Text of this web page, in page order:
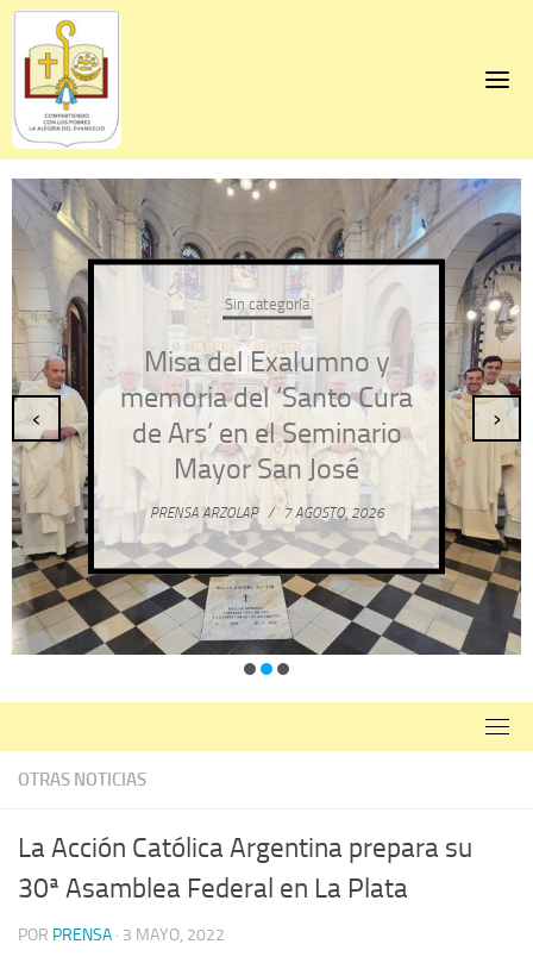
Skip
content
Sin categoría
Misa del Exalumno y
memoria del ‘Santo Cura
de Ars’ en el Seminario
Mayor San José
PRENSA ARZOLAP / 7 AGOSTO, 2026
‹ ›
OTRAS NOTICIAS
La Acción Católica Argentina prepara su
30ª Asamblea Federal en La Plata
POR PRENSA · 3 MAYO, 2022